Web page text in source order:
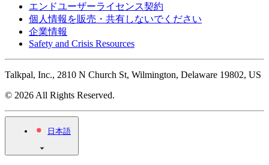
エンドユーザーライセンス契約
個人情報を販売・共有しないでください
企業情報
Safety and Crisis Resources
Talkpal, Inc., 2810 N Church St, Wilmington, Delaware 19802, US
© 2026 All Rights Reserved.
日本語